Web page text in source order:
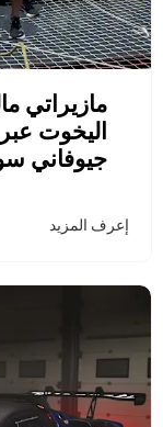
اليخوت
جيوفاني
إعرف المزيد